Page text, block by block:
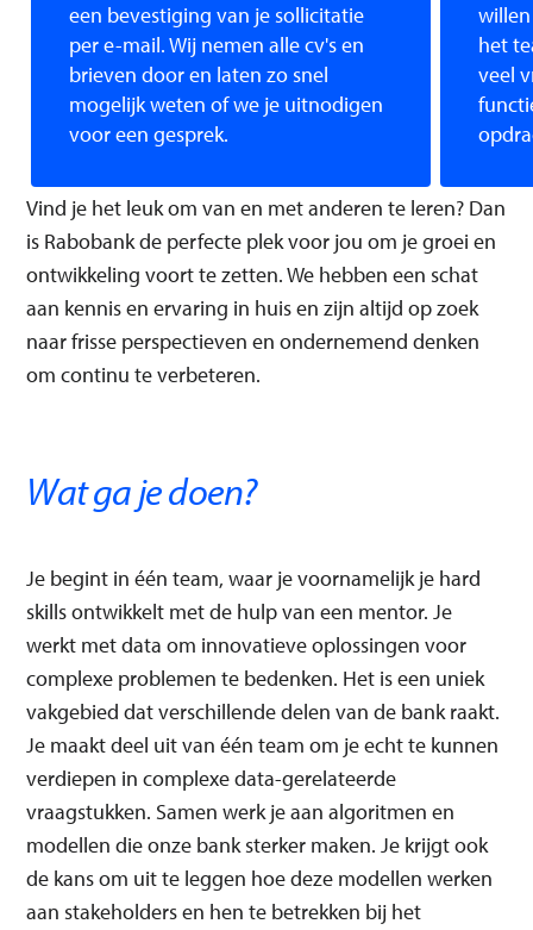
een bevestiging van je sollicitatie
per e-mail. Wij nemen alle cv's en
brieven door en laten zo snel
mogelijk weten of we je uitnodigen
voor een gesprek.
het
veel
Vind je het leuk om van en met anderen te leren? Dan
is Rabobank de perfecte plek voor jou om je groei en
ontwikkeling voort te zetten. We hebben een schat
aan kennis en ervaring in huis en zijn altijd op zoek
naar frisse perspectieven en ondernemend denken
om continu te verbeteren.
Wat ga je doen?
Je begint in één team, waar je voornamelijk je hard
skills ontwikkelt met de hulp van een mentor. Je
werkt met data om innovatieve oplossingen voor
complexe problemen te bedenken. Het is een uniek
vakgebied dat verschillende delen van de bank raakt.
Je maakt deel uit van één team om je echt te kunnen
verdiepen in complexe data-gerelateerde
vraagstukken. Samen werk je aan algoritmen en
modellen die onze bank sterker maken. Je krijgt ook
de kans om uit te leggen hoe deze modellen werken
aan stakeholders en hen te betrekken bij het